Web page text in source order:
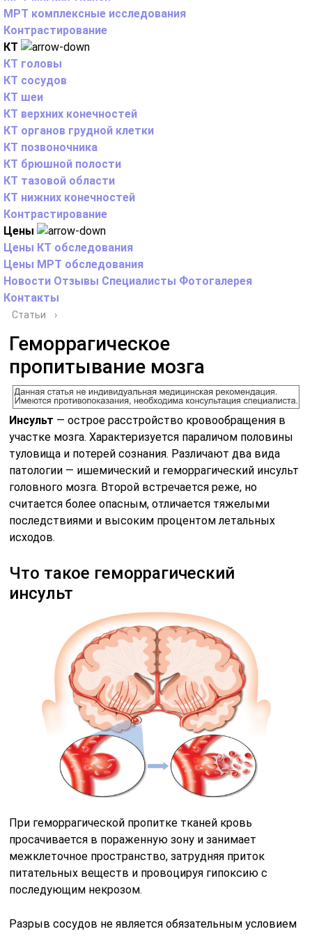
МРТ комплексные исследования
Контрастирование
КТ
КТ головы
КТ сосудов
КТ шеи
КТ верхних конечностей
КТ органов грудной клетки
КТ позвоночника
КТ брюшной полости
КТ тазовой области
КТ нижних конечностей
Контрастирование
Цены
Цены КТ обследования
Цены МРТ обследования
Новости Отзывы Специалисты Фотогалерея
Контакты
Статьи ›
Геморрагическое
пропитывание мозга
Инсульт — острое расстройство кровообращения в
участке мозга. Характеризуется параличом половины
туловища и потерей сознания. Различают два вида
патологии — ишемический и геморрагический инсульт
головного мозга. Второй встречается реже, но
считается более опасным, отличается тяжелыми
последствиями и высоким процентом летальных
исходов.
Что такое геморрагический
инсульт
При геморрагической пропитке тканей кровь
просачивается в пораженную зону и занимает
межклеточное пространство, затрудняя приток
питательных веществ и провоцируя гипоксию с
последующим некрозом.
Разрыв сосудов не является обязательным условием